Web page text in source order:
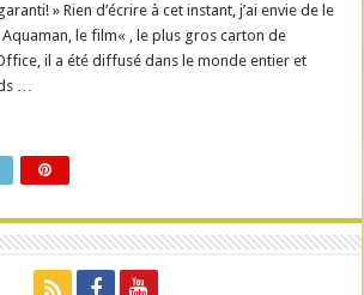
» Rien d’écrire à cet instant, j’ai envie de le
le film« , le plus gros carton de
il a été diffusé dans le monde entier et
…